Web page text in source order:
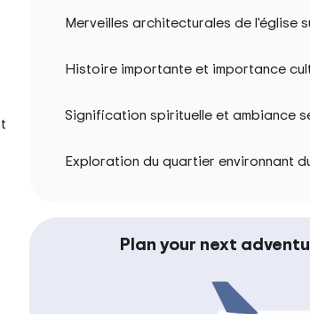
Merveilles architecturales de l'église
Histoire importante et importance
Signification spirituelle et ambiance
Exploration du quartier environnant
Plan your next